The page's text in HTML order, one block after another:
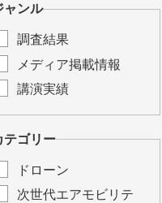
ャンル
調査結果
メディア掲載情報
講演実績
テゴリー
ドローン
次世代エアモビリテ